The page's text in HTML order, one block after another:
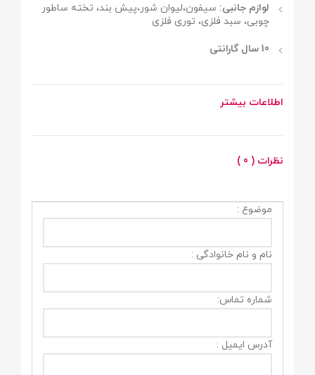
لوازم جانبی: سیفون،لیوان شور،پیش بند، تخته ساطور
چوبی، سبد فلزی، توری فلزی
10 سال گارانتی
اطلاعات بیشتر
نظرات ( 0 )
موضوع :
نام و نام خانوادگی :
شماره تماس:
آدرس ایمیل :